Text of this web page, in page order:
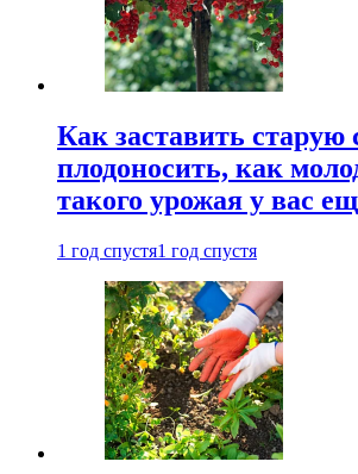
Как заставить старую
плодоносить, как
такого урожая у вас
1 год спустя1 год спустя